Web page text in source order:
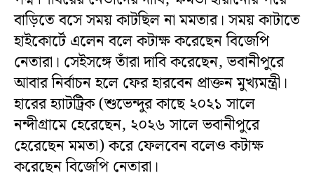
বাড়িতে বসে সময় কাটছিল না মমতার। সময় কাটাতে
হাইকোর্টে এলেন বলে কটাক্ষ করেছেন বিজেপি
নেতারা। সেইসঙ্গে তাঁরা দাবি করেছেন, ভবানীপুরে
আবার নির্বাচন হলে ফের হারবেন প্রাক্তন মুখ্যমন্ত্রী।
হারের হ্যাটট্রিক (শুভেন্দুর কাছে ২০২১ সালে
নন্দীগ্রামে হেরেছেন, ২০২৬ সালে ভবানীপুরে
হেরেছেন মমতা) করে ফেলবেন বলেও কটাক্ষ
করেছেন বিজেপি নেতারা।